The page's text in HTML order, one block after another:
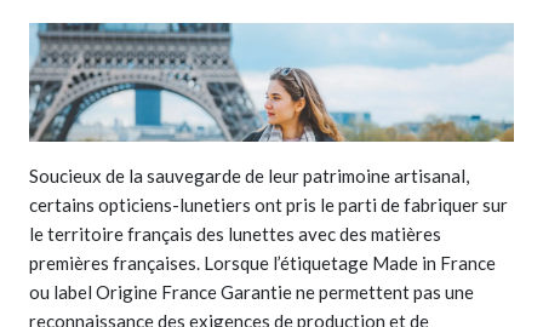
Soucieux de la sauvegarde de leur patrimoine artisanal,
certains opticiens-lunetiers ont pris le parti de fabriquer sur
le territoire français des lunettes avec des matières
premières françaises. Lorsque l’étiquetage Made in France
ou label Origine France Garantie ne permettent pas une
reconnaissance des exigences de production et de